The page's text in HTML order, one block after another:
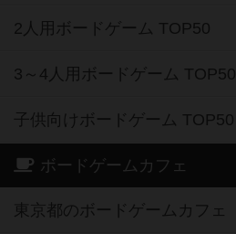
2人用ボードゲーム TOP50
3～4人用ボードゲーム TOP50
子供向けボードゲーム TOP50
ボードゲームカフェ
東京都のボードゲームカフェ